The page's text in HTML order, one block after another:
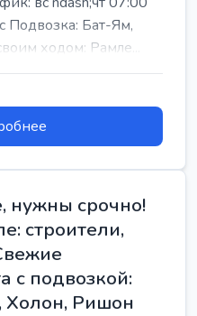
Подвозка: Бат-Ям,
ходом: Рамле...
нужны срочно!
строители,
с подвозкой:
Ришон